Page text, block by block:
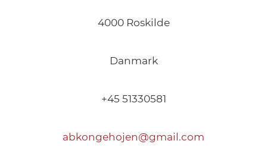
4000 Roskilde
Danmark
+45 51330581
abkongehojen@gmail.com